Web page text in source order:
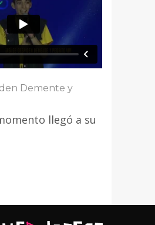
Demente y
llegó a su